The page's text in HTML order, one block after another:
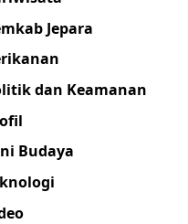
Jepara
dan Keamanan
Budaya